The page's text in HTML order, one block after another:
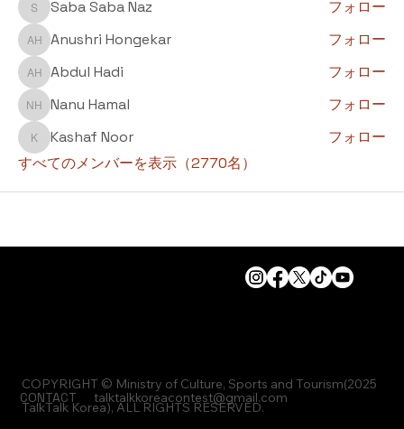
Saba Saba Naz
Saba Saba Naz フォロー
Anushri Hongekar
Anushri Hongekar フォロー
Abdul Hadi
Abdul Hadi フォロー
Nanu Hamal
Nanu Hamal フォロー
Kashaf Noor
Kashaf Noor
フォロー
すべてのメンバーを表示（2770名）
CONTACT talktalkkoreacontest@gmail.com
COPYRIGHT © Ministry of Culture, Sports and Tourism(2025
TalkTalk Korea), ALL RIGHTS RESERVED.